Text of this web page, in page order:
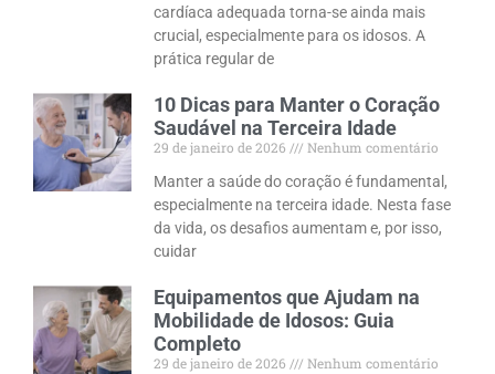
cardíaca adequada torna-se ainda mais
crucial, especialmente para os idosos. A
prática regular de
10 Dicas para Manter o Coração
Saudável na Terceira Idade
29 de janeiro de 2026
Nenhum comentário
Manter a saúde do coração é fundamental,
especialmente na terceira idade. Nesta fase
da vida, os desafios aumentam e, por isso,
cuidar
Equipamentos que Ajudam na
Mobilidade de Idosos: Guia
Completo
29 de janeiro de 2026
Nenhum comentário